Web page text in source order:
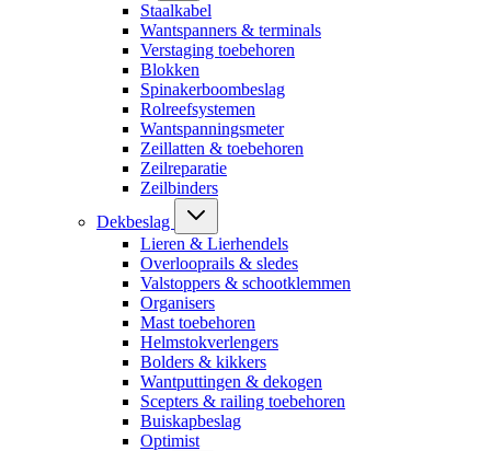
Staalkabel
Wantspanners & terminals
Verstaging toebehoren
Blokken
Spinakerboombeslag
Rolreefsystemen
Wantspanningsmeter
Zeillatten & toebehoren
Zeilreparatie
Zeilbinders
Dekbeslag
Lieren & Lierhendels
Overlooprails & sledes
Valstoppers & schootklemmen
Organisers
Mast toebehoren
Helmstokverlengers
Bolders & kikkers
Wantputtingen & dekogen
Scepters & railing toebehoren
Buiskapbeslag
Optimist